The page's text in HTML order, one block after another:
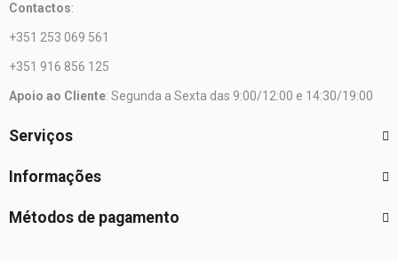
Contactos:
+351 253 069 561
+351 916 856 125
Apoio ao Cliente: Segunda a Sexta das 9:00/12:00 e 14:30/19:00
Serviços
Informações
Métodos de pagamento